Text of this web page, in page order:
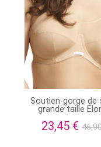
Soutien-gorge de
grande taille
23,45 €